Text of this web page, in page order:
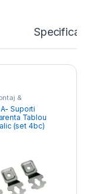
&
Electric
Industrial
Suporti
Tablou
(set 4bc)